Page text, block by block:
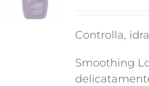
Controlla,
Smoothing